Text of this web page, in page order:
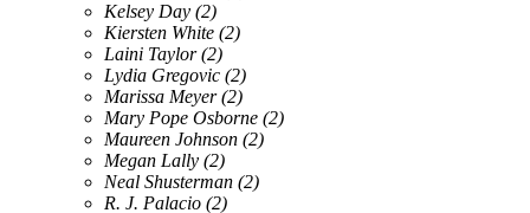
Kelsey Day (2)
Kiersten White (2)
Laini Taylor (2)
Lydia Gregovic (2)
Marissa Meyer (2)
Mary Pope Osborne (2)
Maureen Johnson (2)
Megan Lally (2)
Neal Shusterman (2)
R. J. Palacio (2)